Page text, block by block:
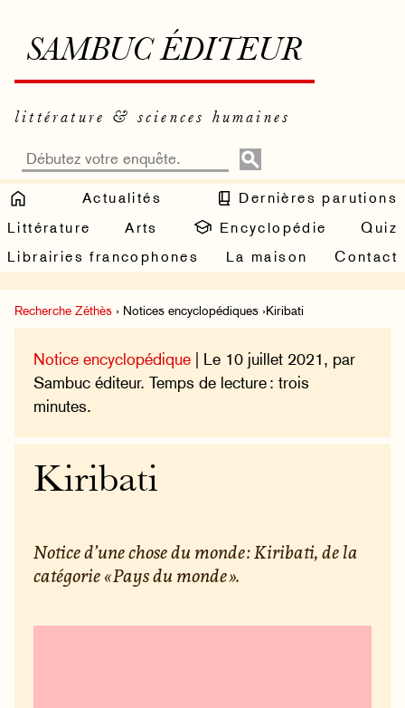
SAMBUC ÉDITEUR
littérature & sciences humaines
Actualités
Dernières parutions
Littérature
Arts Encyclopédie
Quiz
Librairies francophones
La maison Contact
Recherche Zéthès › Notices encyclopédiques ›Kiribati
Notice encyclopédique | Le 10 juillet 2021, par
Sambuc éditeur. Temps de lecture : trois
minutes.
Kiribati
Notice d’une chose du monde : Kiribati, de la
catégorie « Pays du monde ».